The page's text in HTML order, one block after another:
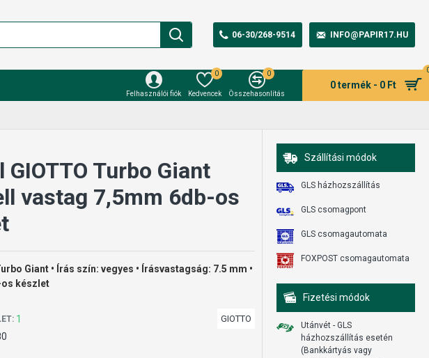
06-30/268-9514 INFO@PAPIR17.HU
Felhasználói fiók Kedvencek
0
Összehasonlítás
0
0 termék - 0 Ft
Turbo Giant
vastag 7,5mm 6db-os
Giant • Írás szín: vegyes • Írásvastagság: 7.5 mm •
os készlet
1 GIOTTO
Szállítási módok
GLS házhozszállítás
GLS csomagpont
GLS csomagautomata
FOXPOST csomagautomata
Fizetési módok
Utánvét - GLS
házhozszállítás esetén
(Bankkártyás vagy